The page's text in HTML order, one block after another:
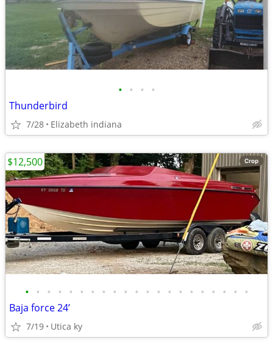
• • • •
Thunderbird
7/28 Elizabeth indiana
• • • • • • • • • • • • • • • • • • • • •
Baja force 24’
7/19 Utica ky
$12,500